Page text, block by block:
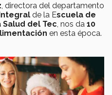
, directora del departamento
de la Escuela de
Salud del Tec , nos da 10
en esta época.